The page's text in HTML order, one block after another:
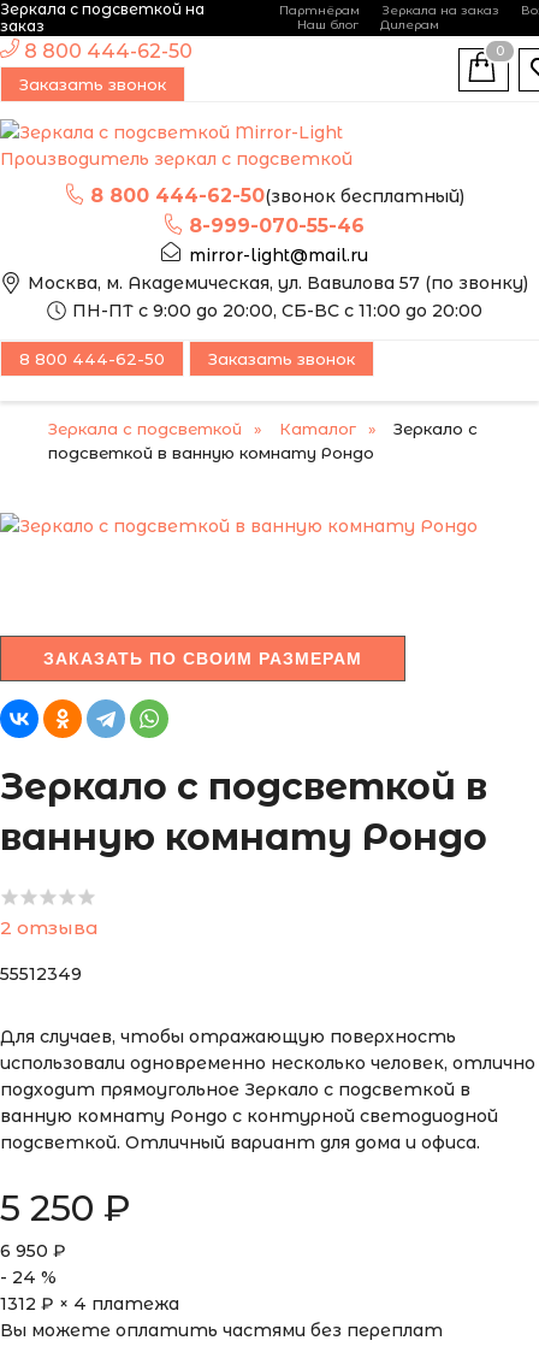
Зеркала с подсветкой на
заказ
Партнёрам Зеркала на заказ
Наш блог
Дилерам
Производитель зеркал с подсветкой
8 800 444-62-50(звонок бесплатный)
8-999-070-55-46
mirror-light@mail.ru
Москва, м. Академическая, ул. Вавилова 57 (по звонку)
ПН-ПТ с 9:00 до 20:00, СБ-ВС с 11:00 до 20:00
8 800 444-62-50
Заказать звонок
0
8 800 444-62-50 Заказать звонок
Зеркала с подсветкой Каталог
Зеркало с
подсветкой в ванную комнату Рондо
ЭТО ЗЕРКАЛО МЫ
МОЖЕМ ИЗГОТОВИТЬ
ПО ВАШИМ
ЗАКАЗАТЬ ПО СВОИМ РАЗМЕРАМ
Зеркало с подсветкой в
ванную комнату Рондо
2 отзыва
55512349
Для случаев, чтобы отражающую поверхность
использовали одновременно несколько человек, отлично
подходит прямоугольное Зеркало с подсветкой в
ванную комнату Рондо с контурной светодиодной
подсветкой. Отличный вариант для дома и офиса.
5 250 ₽
6 950 ₽
- 24 %
1312 ₽ × 4 платежа
Вы можете оплатить частями без переплат
-